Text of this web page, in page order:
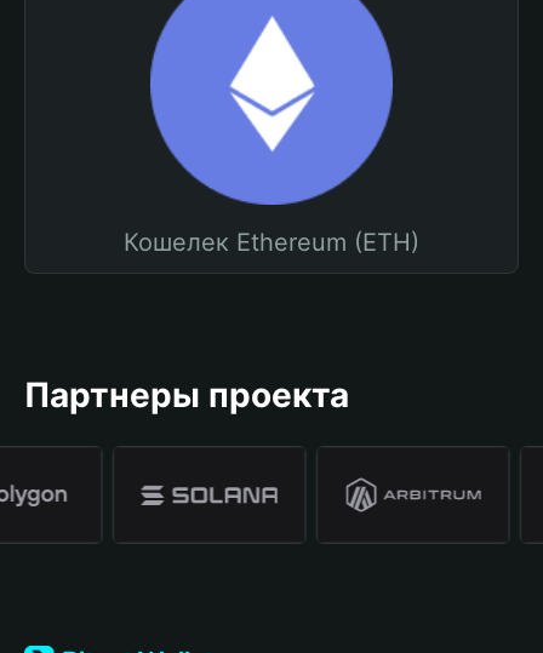
Кошелек Ethereum (ETH)
Партнеры проекта